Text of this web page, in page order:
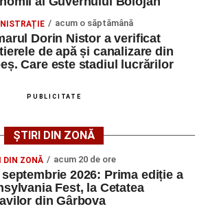
ne ca sursă preferată
ne pe Google News
ce a fost lovită de o motocicletă pe
din Sebeș
strada Dorobanți din Sebeș: fermeie
rănită grav, după ce a fost lovită de o
acum o săptămână
Dorin Nistor a verificat
de apă și canalizare din
Care este stadiul lucrărilor
PUBLICITATE
ȘTIRI DIN ZONĂ
DIN ZONĂ acum 20 de ore
septembrie 2026: Prima ediție a
Fest, la Cetatea
din Gârbova